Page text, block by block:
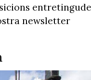
newsletter